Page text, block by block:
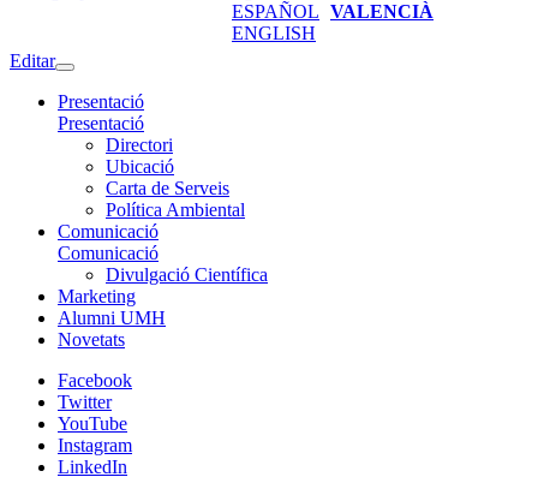
ESPAÑOL VALENCIÀ
ENGLISH
Editar
Presentació
Presentació
Directori
Ubicació
Carta de Serveis
Política Ambiental
Comunicació
Comunicació
Divulgació Científica
Marketing
Alumni UMH
Novetats
Facebook
Twitter
YouTube
Instagram
LinkedIn